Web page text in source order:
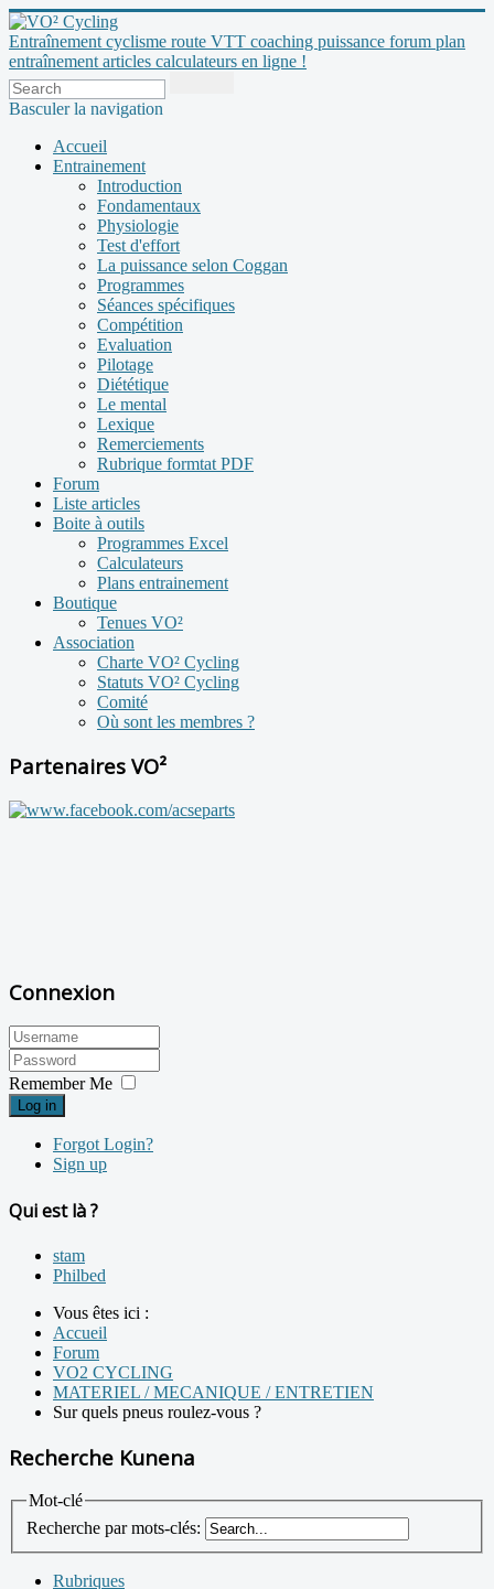
Entraînement cyclisme route VTT coaching puissance forum plan
entraînement articles calculateurs en ligne !
Basculer la navigation
Accueil
Entrainement
Introduction
Fondamentaux
Physiologie
Test d'effort
La puissance selon Coggan
Programmes
Séances spécifiques
Compétition
Evaluation
Pilotage
Diététique
Le mental
Lexique
Remerciements
Rubrique formtat PDF
Forum
Liste articles
Boite à outils
Programmes Excel
Calculateurs
Plans entrainement
Boutique
Tenues VO²
Association
Charte VO² Cycling
Statuts VO² Cycling
Comité
Où sont les membres ?
Partenaires VO²
Connexion
Remember Me
Log in
Forgot Login?
Sign up
Qui est là ?
stam
Philbed
Vous êtes ici :
Accueil
Forum
VO2 CYCLING
MATERIEL / MECANIQUE / ENTRETIEN
Sur quels pneus roulez-vous ?
Recherche Kunena
Mot-clé
Recherche par mots-clés:
Rubriques